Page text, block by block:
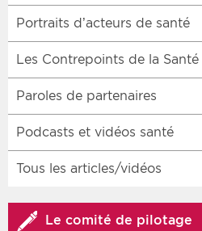
Portraits d’acteurs de santé
Les Contrepoints de la Santé
Paroles de partenaires
Podcasts et vidéos santé
Tous les articles/vidéos
Le comité de pilotage